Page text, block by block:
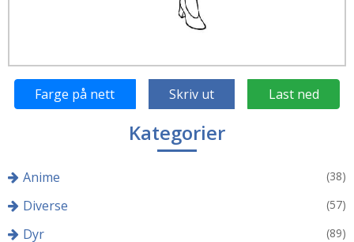
Farge på nett Skriv ut Last ned
Kategorier
Anime (38)
Diverse (57)
Dyr (89)